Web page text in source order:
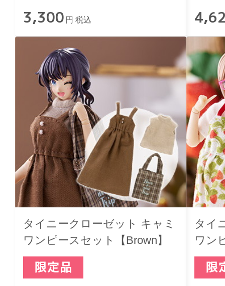
3,300 円 税込
タイニークローゼット キャミ
ワンピースセット【Brown】
タイ
ワン